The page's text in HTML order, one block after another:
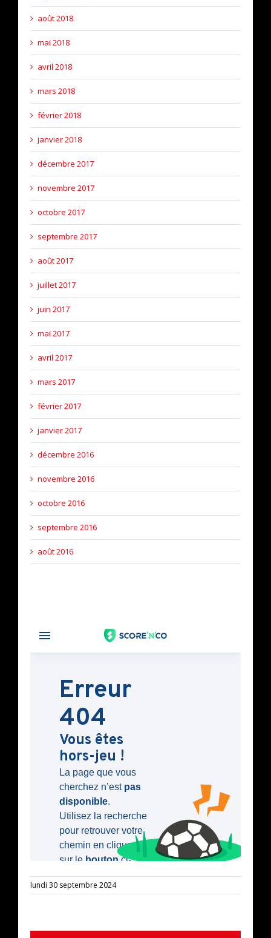
août 2018
mai 2018
avril 2018
mars 2018
février 2018
janvier 2018
décembre 2017
novembre 2017
octobre 2017
septembre 2017
août 2017
juillet 2017
juin 2017
mai 2017
avril 2017
mars 2017
février 2017
janvier 2017
décembre 2016
novembre 2016
octobre 2016
septembre 2016
août 2016
lundi 30 septembre 2024